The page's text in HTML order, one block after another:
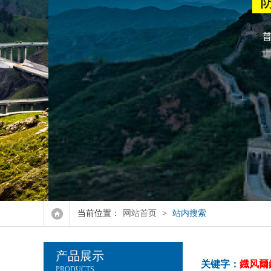
强力瓷砖胶
水泥加固修补砂浆
防冻剂系列
融雪剂
当前位置： 网站首页 > 站内搜索
产品展示
PRODUCTS 关键字： 鐡风爾